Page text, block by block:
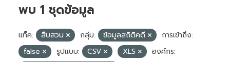
พบ 1 ชุดข้อมูล
แท็ค: สืบสวน กลุ่ม: ข้อมูลสถิติคดี
การเข้าถึง:
false
รูปแบบ: CSV XLS
องค์กร: